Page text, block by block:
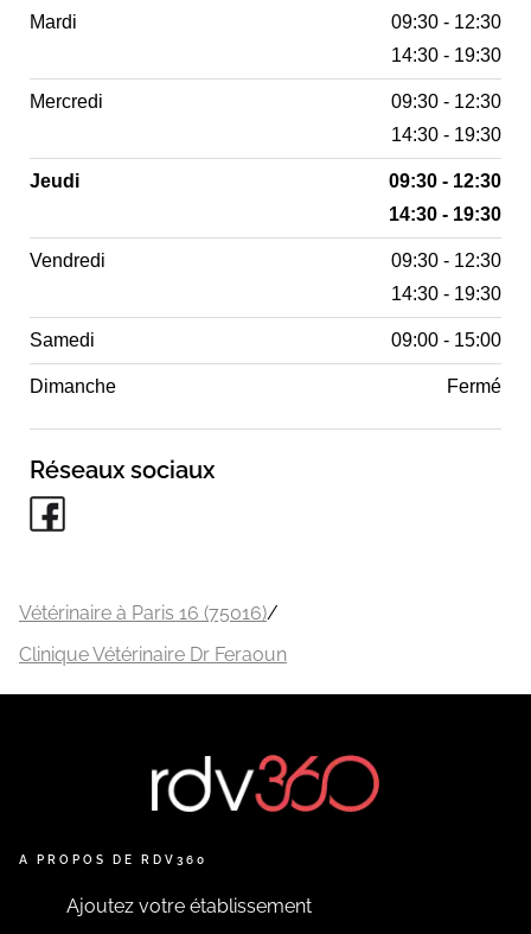
Mardi
09:30 - 12:30
14:30 - 19:30
Mercredi
09:30 - 12:30
14:30 - 19:30
Jeudi
09:30 - 12:30
14:30 - 19:30
Vendredi
09:30 - 12:30
14:30 - 19:30
Samedi 09:00 - 15:00
Dimanche Fermé
Réseaux sociaux
Vétérinaire à Paris 16 (75016)/
Clinique Vétérinaire Dr Feraoun
A PROPOS DE RDV360
Ajoutez votre établissement